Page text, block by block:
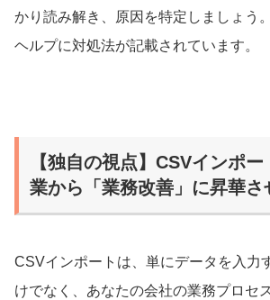
かり読み解き、原因を特定しましょう
ヘルプに対処法が記載されています。
【独自の視点】CSVインポ
業から「業務改善」に昇華さ
CSVインポートは、単にデータを入力
けでなく、あなたの会社の業務プロセ